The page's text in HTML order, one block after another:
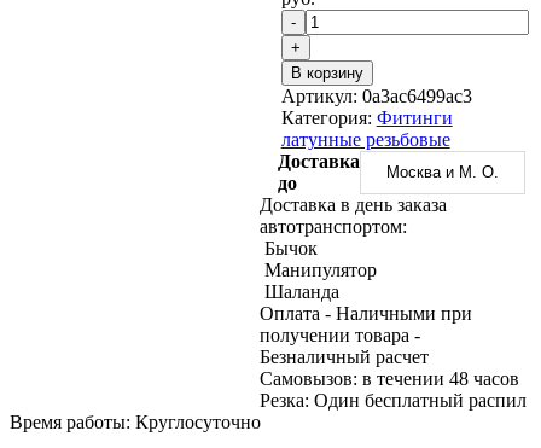
электросварные
перфорированные
алюминиевая
Уголок
алюминиевый
Фольга
алюминиевая
Чушка
алюминиевая
Швеллер
алюминиевый
Шина
алюминиевая
Шестигранник
латунный
Квадрат
латунный
Круг
латунный
(пруток)
Лента
стальные
Заглушки
стальные
Хомуты
стальные
Крепеж
шпилька
Группы
-
+
В корзину
Артикул: 0a3ac6499ac3
Категория: Фитинги
латунные резьбовые
Доставка
до
Москва и М. О.
Доставка в день заказа
автотранспортом:
Бычок
Манипулятор
Шаланда
Оплата - Наличными при
получении товара -
Безналичный расчет
Cамовызов:в течении 48 часов
Резка:Один бесплатный распил
Время работы: Круглосуточно